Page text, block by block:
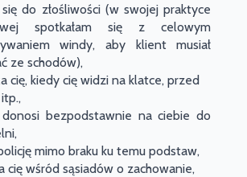
do złośliwości (w swojej praktyce
spotkałam się z celowym
windy, aby klient musiał
ze schodów),
cię, kiedy cię widzi na klatce, przed
bezpodstawnie na ciebie do
mimo braku ku temu podstaw,
cię wśród sąsiadów o zachowanie,